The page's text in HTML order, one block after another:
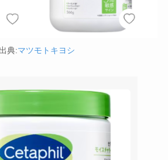
出典:マツモトキヨシ